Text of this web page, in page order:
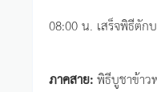
08:00 น. เสร็จพิธีตัก
ภาคสาย:พิธีบูชาข้าว